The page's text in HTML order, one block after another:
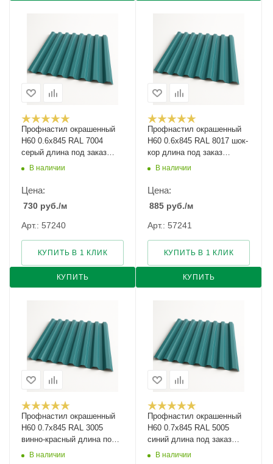
Профнастил окрашенный
Н60 0.6х845 RAL 7004
серый длина под заказ
арт.1131293
В наличии
Цена:
730 руб./м
Арт.: 57240
КУПИТЬ
КУПИТЬ В 1 КЛИК
Профнастил окрашенный
Н60 0.6х845 RAL 8017 шок-
кор длина под заказ
арт.1218997
В наличии
Цена:
885 руб./м
Арт.: 57241
КУПИТЬ
КУПИТЬ В 1 КЛИК
Профнастил окрашенный
Н60 0.7х845 RAL 3005
винно-красный длина под
заказ арт.1051731
В наличии
Профнастил окрашенный
Н60 0.7х845 RAL 5005
синий длина под заказ
арт.1051732
В наличии